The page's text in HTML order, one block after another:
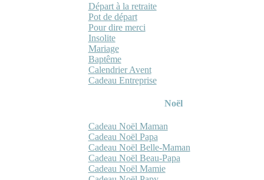
Départ à la retraite
Pot de départ
Pour dire merci
Insolite
Mariage
Baptême
Calendrier Avent
Cadeau Entreprise
Noël
Cadeau Noël Maman
Cadeau Noël Papa
Cadeau Noël Belle-Maman
Cadeau Noël Beau-Papa
Cadeau Noël Mamie